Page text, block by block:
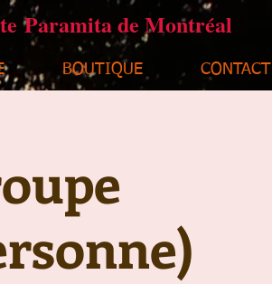
Paramita de Montréal
BOUTIQUE CONTACT